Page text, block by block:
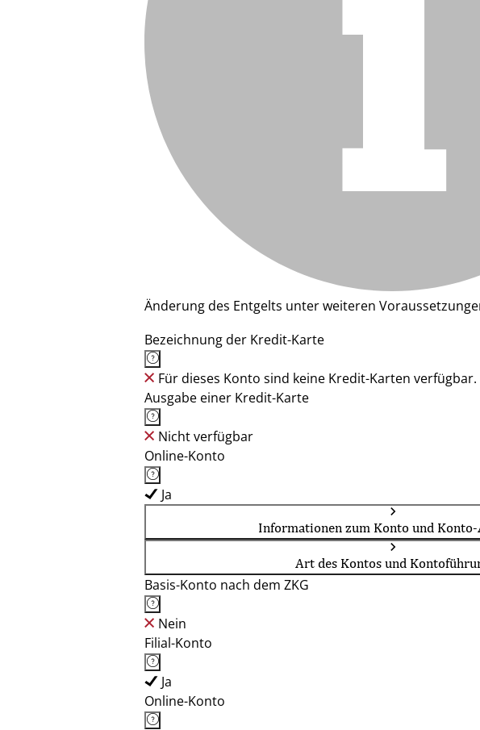
Änderung des Entgelts unter weiteren
Bezeichnung der Kredit-Karte
Für dieses Konto sind keine Kredit-Karten verfügbar.
Ausgabe einer Kredit-Karte
Nicht verfügbar
Online-Konto
Ja
Informationen zum Konto und
Art des Kontos und
Basis-Konto nach dem ZKG
Nein
Filial-Konto
Ja
Online-Konto